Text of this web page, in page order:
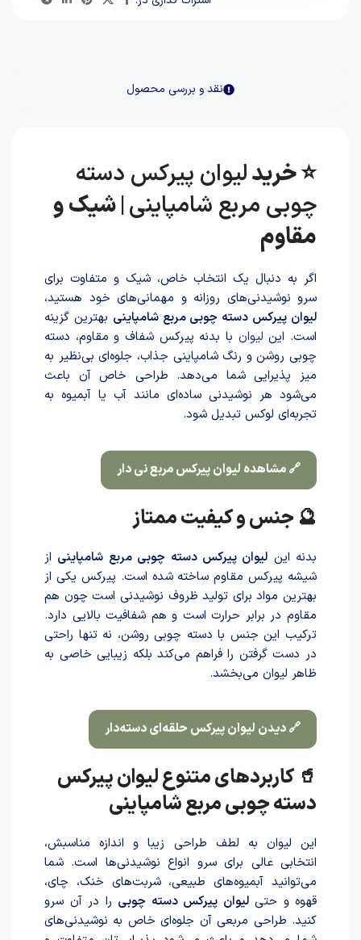
نقد و بررسی محصول
⭐ خریدلیوان پیرکس دسته
چوبی مربع شامپاینی| شیک و
مقاوم
اگر به دنبال یک انتخاب خاص، شیک و متفاوت برای
سرو نوشیدنی‌های روزانه و مهمانی‌های خود هستید،
لیوان پیرکس دسته چوبی مربع شامپاینی بهترین گزینه
است. این لیوان با بدنه پیرکس شفاف و مقاوم، دسته
چوبی روشن و رنگ شامپاینی جذاب، جلوه‌ای بی‌نظیر به
میز پذیرایی شما می‌دهد. طراحی خاص آن باعث
می‌شود هر نوشیدنی ساده‌ای مانند آب یا آبمیوه به
تجربه‌ای لوکس تبدیل شود.
🔗 مشاهده لیوان پیرکس مربع نی دار
🔮 جنس و کیفیت ممتاز
بدنه این لیوان پیرکس دسته چوبی مربع شامپاینی از
شیشه پیرکس مقاوم ساخته شده است. پیرکس یکی از
بهترین مواد برای تولید ظروف نوشیدنی است چون هم
مقاوم در برابر حرارت است و هم شفافیت بالایی دارد.
ترکیب این جنس با دسته چوبی روشن، نه تنها راحتی
در دست گرفتن را فراهم می‌کند بلکه زیبایی خاصی به
ظاهر لیوان می‌بخشد.
🔗 دیدن لیوان پیرکس حلقه‌ای دسته‌دار
🥤 کاربردهای متنوع لیوان پیرکس
دسته چوبی مربع شامپاینی
این لیوان به لطف طراحی زیبا و اندازه مناسبش،
انتخابی عالی برای سرو انواع نوشیدنی‌ها است. شما
می‌توانید آبمیوه‌های طبیعی، شربت‌های خنک، چای،
قهوه و حتیلیوان پیرکس دسته چوبی را در آن سرو
کنید. طراحی مربعی آن جلوه‌ای خاص به نوشیدنی‌های